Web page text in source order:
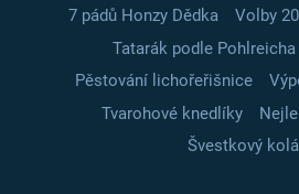
7 pádů Honzy Dědka
Volby
Tatarák podle Pohlreicha
Pěstování lichořeřišnice
Tvarohové knedlíky
Švestkový